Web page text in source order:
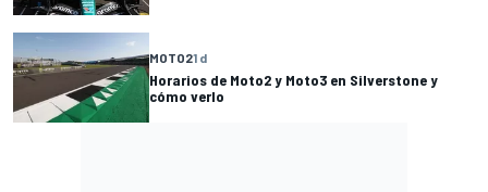
MOTO21 d
Horarios de Moto2 y Moto3 en Silverstone y
cómo verlo